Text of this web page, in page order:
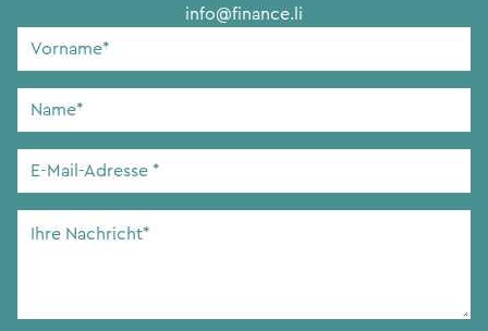
info@finance.li
Vorname
Name
E-
Adresse*
Ihre